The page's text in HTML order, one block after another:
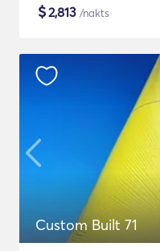
$2,813 /nakts
Custom Built 71